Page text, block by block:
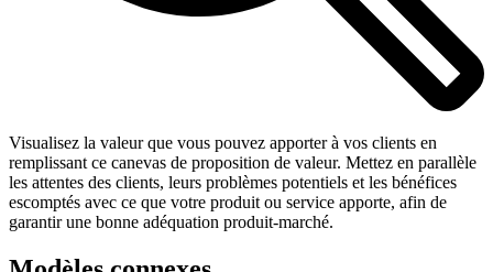
Visualisez la valeur que vous pouvez apporter à vos clients en
remplissant ce canevas de proposition de valeur. Mettez en parallèle
les attentes des clients, leurs problèmes potentiels et les bénéfices
escomptés avec ce que votre produit ou service apporte, afin de
garantir une bonne adéquation produit-marché.